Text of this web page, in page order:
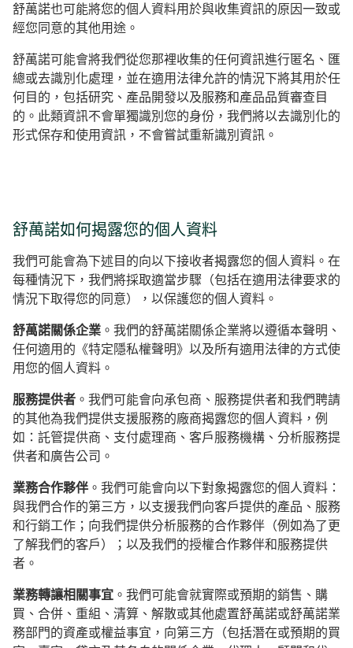
舒萬諾也可能將您的個人資料用於與收集資訊的原因一致或
經您同意的其他用途。
舒萬諾可能會將我們從您那裡收集的任何資訊進行匿名、匯
總或去識別化處理，並在適用法律允許的情況下將其用於任
何目的，包括研究、產品開發以及服務和產品品質審查目
的。此類資訊不會單獨識別您的身份，我們將以去識別化的
形式保存和使用資訊，不會嘗試重新識別資訊。
舒萬諾如何揭露您的個人資料
我們可能會為下述目的向以下接收者揭露您的個人資料。在
每種情況下，我們將採取適當步驟（包括在適用法律要求的
情況下取得您的同意），以保護您的個人資料。
舒萬諾關係企業 。我們的舒萬諾關係企業將以遵循本聲明、
任何適用的《特定隱私權聲明》以及所有適用法律的方式使
用您的個人資料。
服務提供者 。我們可能會向承包商、服務提供者和我們聘請
的其他為我們提供支援服務的廠商揭露您的個人資料，例
如：託管提供商、支付處理商、客戶服務機構、分析服務提
供者和廣告公司。
業務合作夥伴 。我們可能會向以下對象揭露您的個人資料：
與我們合作的第三方，以支援我們向客戶提供的產品、服務
和行銷工作；向我們提供分析服務的合作夥伴（例如為了更
了解我們的客戶）；以及我們的授權合作夥伴和服務提供
者。
業務轉讓相關事宜 。我們可能會就實際或預期的銷售、購
買、合併、重組、清算、解散或其他處置舒萬諾或舒萬諾業
務部門的資產或權益事宜，向第三方（包括潛在或預期的買